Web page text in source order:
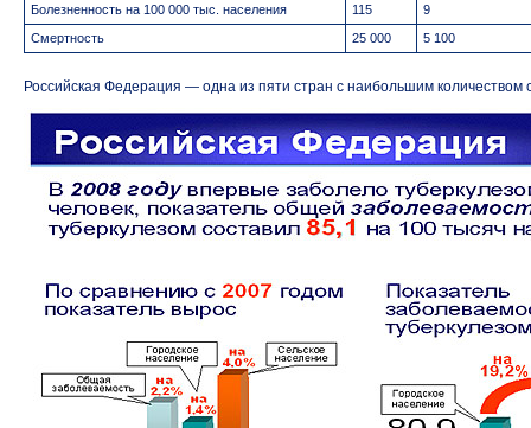
Болезненность на 100 000 тыс. населения
115
9
Смертность
25 000 5 100
Российская Федерация — одна из пяти стран с наибольшим количеством